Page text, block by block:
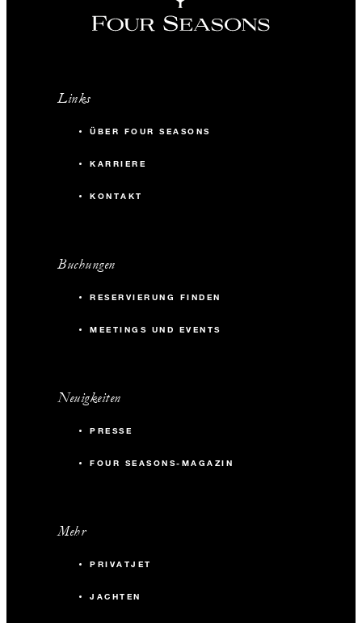
Links
ÜBER FOUR SEASONS
KARRIERE
KONTAKT
Buchungen
RESERVIERUNG FINDEN
MEETINGS UND EVENTS
Neuigkeiten
PRESSE
FOUR SEASONS-MAGAZIN
Mehr
PRIVATJET
JACHTEN